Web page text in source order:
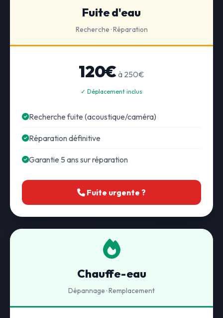
Fuite d'eau
Recherche · Réparation
120€ à 250€
✓ Déplacement inclus
Recherche fuite (acoustique/caméra)
Réparation définitive
Garantie 5 ans sur réparation
Fuite urgente ?
Chauffe-eau
Dépannage · Remplacement